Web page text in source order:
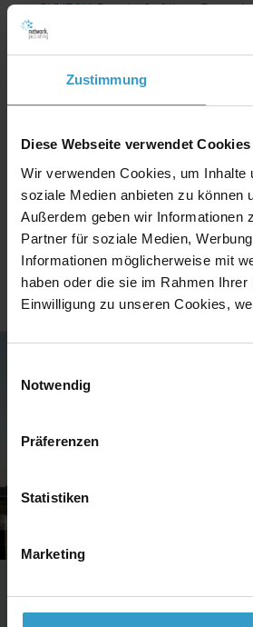
Zustimmung
Diese Webseite verwendet Cookies
Wir verwenden Cookies, um
soziale Medien anbieten zu können
Außerdem geben wir Informationen
Partner für soziale Medien,
Informationen möglicherweise mit
haben oder die sie im Rahmen
Einwilligung zu unseren Cookies,
Notwendig
Präferenzen
Statistiken
Marketing
um SKYPAK-Geschäftsführer Peter
Belangen um den Betrieb und die
Websysteme. Wir freuen uns auf
Zusammenarbeit.
Content Management
30.04.2026